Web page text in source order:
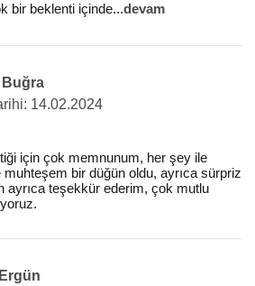
bir beklenti içinde...devam
14.02.2024
için çok memnunum, her şey ile
bir düğün oldu, ayrıca sürpriz
ayrıca teşekkür ederim, çok mutlu